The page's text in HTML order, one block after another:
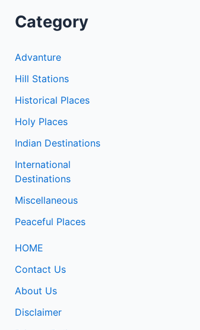
Category
Advanture
Hill Stations
Historical Places
Holy Places
Indian Destinations
International
Destinations
Miscellaneous
Peaceful Places
HOME
Contact Us
About Us
Disclaimer